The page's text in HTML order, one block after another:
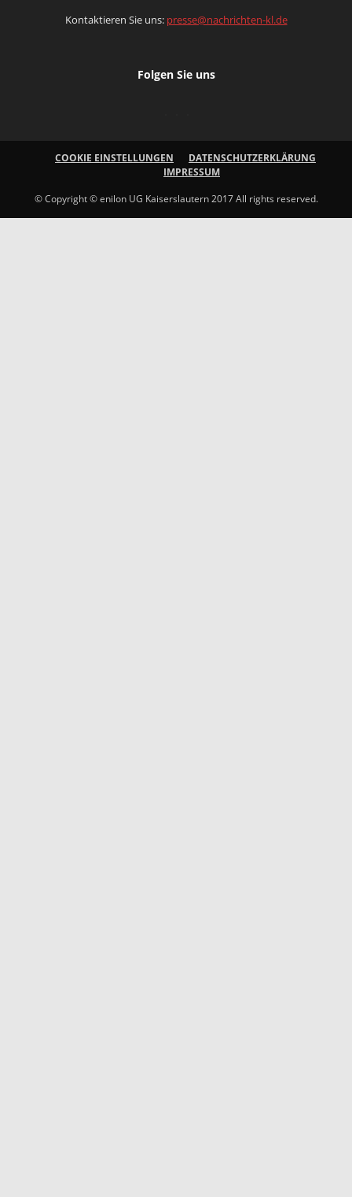
Kontaktieren Sie uns: presse@nachrichten-kl.de
Folgen Sie uns
COOKIE EINSTELLUNGEN
DATENSCHUTZERKLÄRUNG
IMPRESSUM
© Copyright © enilon UG Kaiserslautern 2017 All rights reserved.